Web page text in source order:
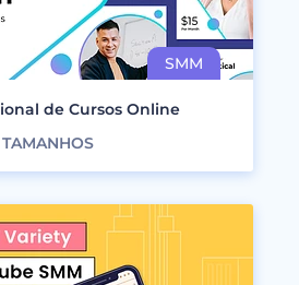
de Cursos Online
TAMANHOS